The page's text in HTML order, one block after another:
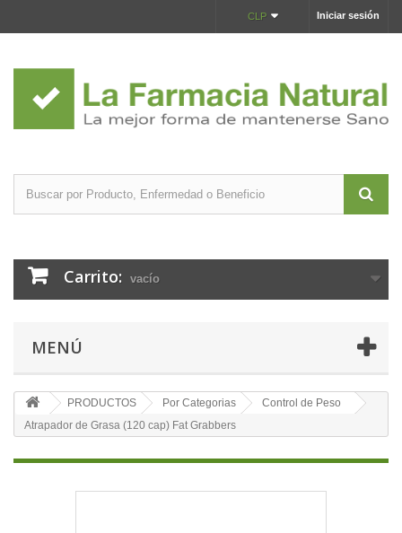
Iniciar sesión
CLP
Carrito: vacío
MENÚ
PRODUCTOS Por Categorias
Control de Peso
Atrapador de Grasa (120 cap) Fat Grabbers